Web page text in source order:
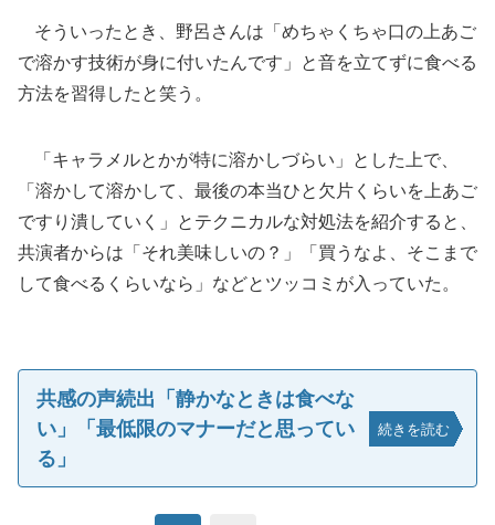
そういったとき、野呂さんは「めちゃくちゃ口の上あご
で溶かす技術が身に付いたんです」と音を立てずに食べる
方法を習得したと笑う。
「キャラメルとかが特に溶かしづらい」とした上で、
「溶かして溶かして、最後の本当ひと欠片くらいを上あご
ですり潰していく」とテクニカルな対処法を紹介すると、
共演者からは「それ美味しいの？」「買うなよ、そこまで
して食べるくらいなら」などとツッコミが入っていた。
共感の声続出「静かなときは食べな
い」「最低限のマナーだと思ってい
る」
続きを読む